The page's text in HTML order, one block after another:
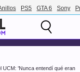
PS5 GTA 6 Sony
UCM: 'Nunca entendí qué eran